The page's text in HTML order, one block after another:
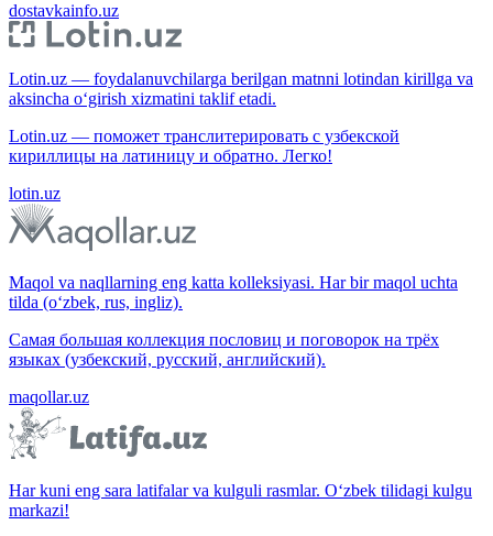
dostavkainfo.uz
Lotin.uz — foydalanuvchilarga berilgan matnni lotindan kirillga va
aksincha o‘girish xizmatini taklif etadi.
Lotin.uz — поможет транслитерировать с узбекской
кириллицы на латиницу и обратно. Легко!
lotin.uz
Maqol va naqllarning eng katta kolleksiyasi. Har bir maqol uchta
tilda (o‘zbek, rus, ingliz).
Самая большая коллекция пословиц и поговорок на трёх
языках (узбекский, русский, английский).
maqollar.uz
Har kuni eng sara latifalar va kulguli rasmlar. O‘zbek tilidagi kulgu
markazi!